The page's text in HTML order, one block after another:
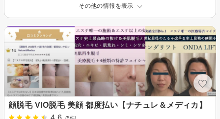
その他の情報を表示
顔脱毛 VIO脱毛 美顔 都度払い【ナチュレ＆メディカ】
(5件)